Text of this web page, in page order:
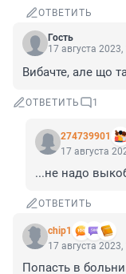
ОТВЕТИТЬ
Гость
17 августа
Вибачте, але що
ОТВЕТИТЬ 1
274739901
17 августа
...не надо
ОТВЕТИТЬ
chip1
17 августа
Попасть в